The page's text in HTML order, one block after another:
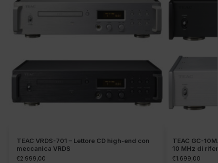
TEAC VRDS-701 – Lettore CD high-end con
meccanica VRDS
€2.999,00
TEAC GC-
10 MHz di
€1.699,00